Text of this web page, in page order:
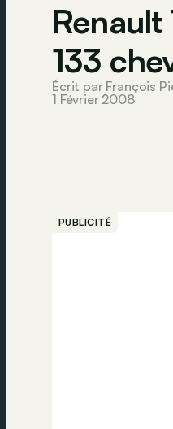
133
Écrit par François
1 Février 2008
PUBLICITÉ